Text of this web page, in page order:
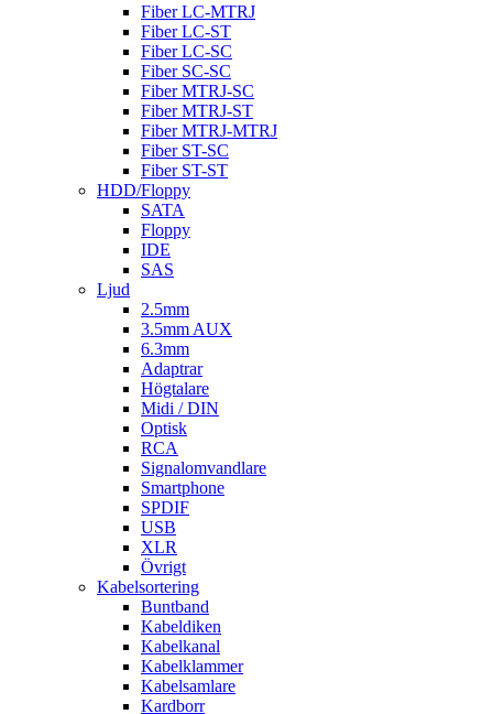
Fiber LC-MTRJ
Fiber LC-ST
Fiber LC-SC
Fiber SC-SC
Fiber MTRJ-SC
Fiber MTRJ-ST
Fiber MTRJ-MTRJ
Fiber ST-SC
Fiber ST-ST
HDD/Floppy
SATA
Floppy
IDE
SAS
Ljud
2.5mm
3.5mm AUX
6.3mm
Adaptrar
Högtalare
Midi / DIN
Optisk
RCA
Signalomvandlare
Smartphone
SPDIF
USB
XLR
Övrigt
Kabelsortering
Buntband
Kabeldiken
Kabelkanal
Kabelklammer
Kabelsamlare
Kardborr